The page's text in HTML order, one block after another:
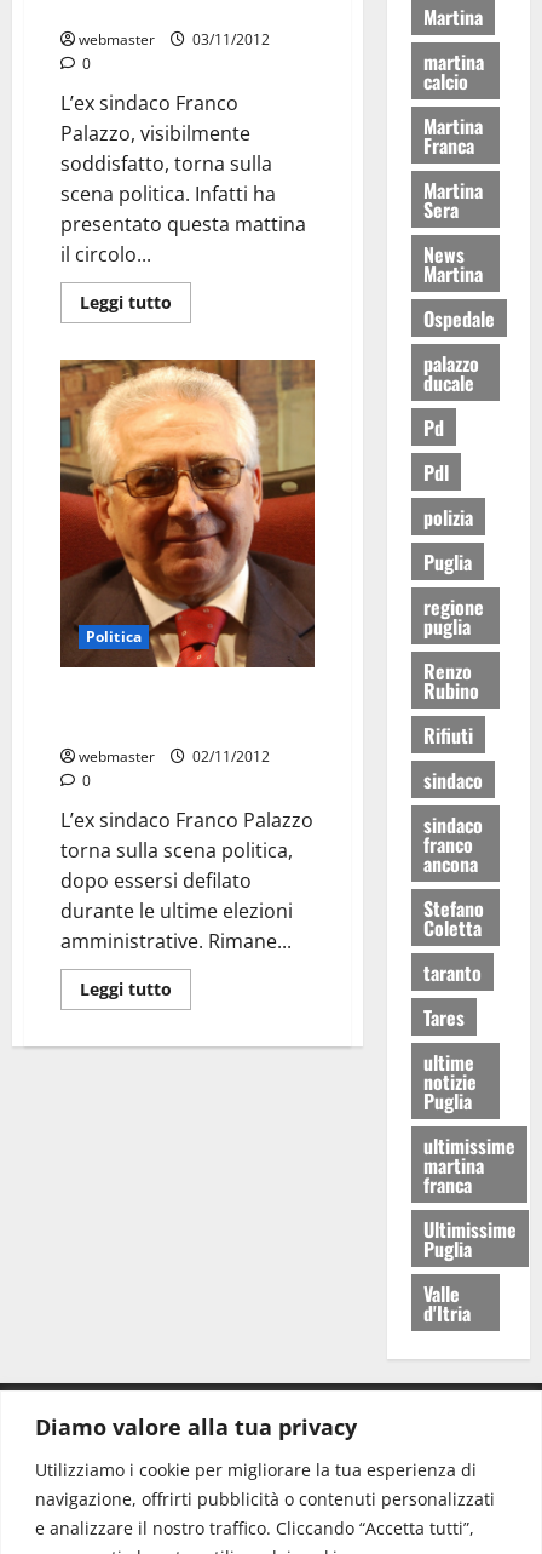
Diamo valore alla tua privacy
Utilizziamo i cookie per migliorare la tua esperienza di
navigazione, offrirti pubblicità o contenuti personalizzati
e analizzare il nostro traffico. Cliccando “Accetta tutti”,
webmaster
03/11/2012
0
L’ex sindaco Franco
Palazzo, visibilmente
soddisfatto, torna sulla
scena politica. Infatti ha
presentato questa mattina
il circolo...
Leggi tutto
Politica
webmaster
02/11/2012
0
L’ex sindaco Franco Palazzo
torna sulla scena politica,
dopo essersi defilato
durante le ultime elezioni
amministrative. Rimane...
Leggi tutto
Martina
martina
calcio
Martina
Franca
Martina
Sera
News
Martina
Ospedale
palazzo
ducale
Pd
Pdl
polizia
Puglia
regione
puglia
Renzo
Rubino
Rifiuti
sindaco
sindaco
franco
ancona
Stefano
Coletta
taranto
Tares
ultime
notizie
Puglia
ultimissime
martina
franca
Ultimissime
Puglia
Valle
d'Itria
Redazione: redazione@www.martinasera.it
Direttore:direttore@www.martinasera.it